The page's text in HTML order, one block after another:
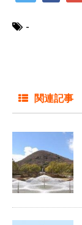
-
関連記事